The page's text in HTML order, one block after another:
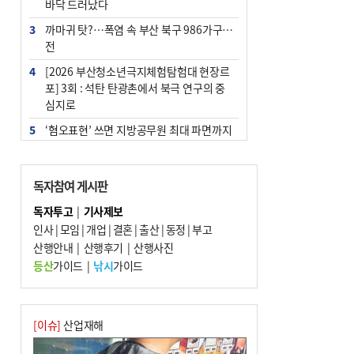
바닥 드러났다
3
까마귀 탓?…폭염 속 부산 북구 986가구 정
전
4
[2026 부산청소년극지체험탐험대 현장르
포] 3회 : 석탄 탄광촌에서 북극 연구의 중
심지로
5
‘혐오표현’ 쓰면 지방공무원 최대 파면까지
담 메모 제출
7
[속보] 부산·김해·울주 ‘경계 단계’…전국
48개 시군 가뭄
8
부산·울산·경남 폭염 속 소나기·비…무더
위는 지속
10 홈플 사태에 2분기 대형마트 판매 9.4%
독자참여 게시판
독자투고| 기사제보
인사|모임 | 개업 | 결혼|출산|동정 |부고
산행안내 | 산행후기 | 산행사진
등산가이드| 낚시가이드
[이슈] 산업재해